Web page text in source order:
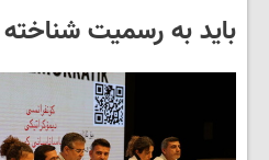
باید به رسمیت